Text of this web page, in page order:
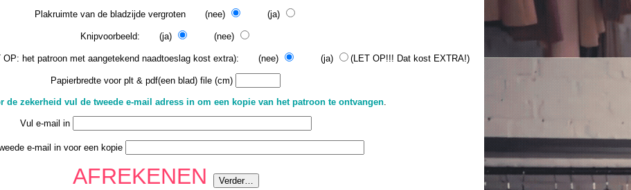
Plakruimte van de bladzijde vergroten (nee) (ja)
Knipvoorbeeld: (ja) (nee)
OP: het patroon met aangetekend naadtoeslag kost extra): (nee) (ja) (LET OP!!! Dat kost EXTRA!)
Papierbredte voor plt & pdf(een blad) file (cm)
de zekerheid vul de tweede e-mail adress in om een kopie van het patroon te ontvangen.
Vul e-mail in
e-mail in voor een kopie
AFREKENEN